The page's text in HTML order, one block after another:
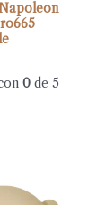
0 de 5